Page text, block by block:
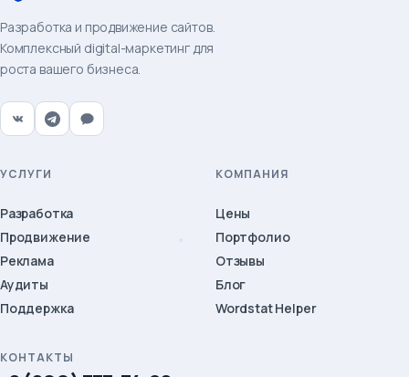
Разработка и продвижение сайтов.
Комплексный digital-маркетинг для
роста вашего бизнеса.
УСЛУГИ
Разработка
Продвижение
Реклама
Аудиты
Поддержка
КОМПАНИЯ
Цены
Портфолио
Отзывы
Блог
Wordstat Helper
КОНТАКТЫ